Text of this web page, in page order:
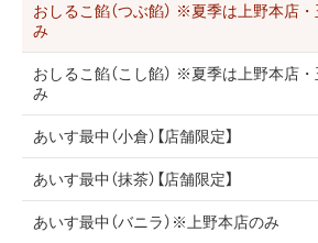
おしるこ餡（つぶ餡） ※夏季は上野本店
み
おしるこ餡（こし餡） ※夏季は上野本店
み
あいす最中（小倉）【店舗限定】
あいす最中（抹茶）【店舗限定】
あいす最中（バニラ）※上野本店のみ